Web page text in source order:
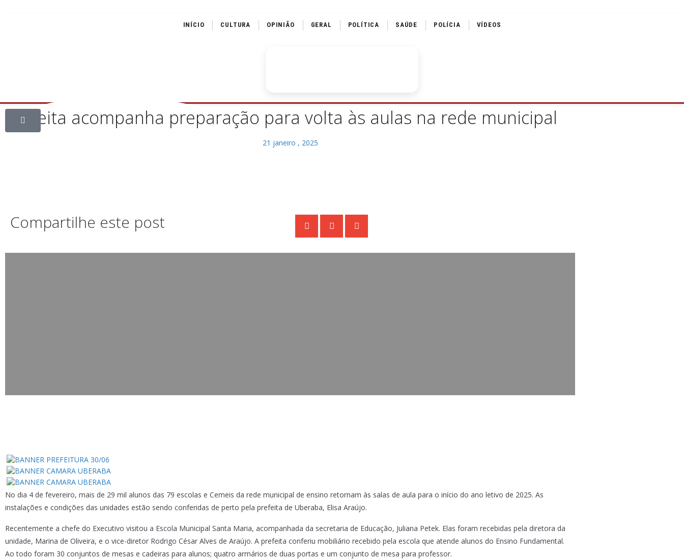
INÍCIO CULTURA OPINIÃO GERAL POLÍTICA SAÚDE POLÍCIA VÍDEOS
Prefeita acompanha preparação para volta às aulas na rede municipal
21 janeiro , 2025
Compartilhe este post
No dia 4 de fevereiro, mais de 29 mil alunos das 79 escolas e Cemeis da rede municipal de ensino retornam às salas de aula para o início do ano letivo de 2025. As
instalações e condições das unidades estão sendo conferidas de perto pela prefeita de Uberaba, Elisa Araújo.
Recentemente a chefe do Executivo visitou a Escola Municipal Santa Maria, acompanhada da secretaria de Educação, Juliana Petek. Elas foram recebidas pela diretora da
unidade, Marina de Oliveira, e o vice-diretor Rodrigo César Alves de Araújo. A prefeita conferiu mobiliário recebido pela escola que atende alunos do Ensino Fundamental.
Ao todo foram 30 conjuntos de mesas e cadeiras para alunos; quatro armários de duas portas e um conjunto de mesa para professor.